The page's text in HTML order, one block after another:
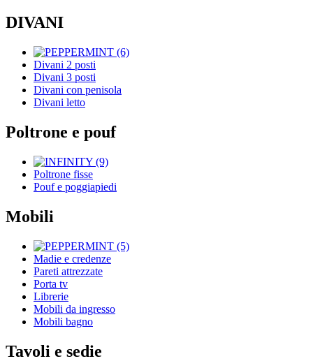
DIVANI
Divani 2 posti
Divani 3 posti
Divani con penisola
Divani letto
Poltrone e pouf
Poltrone fisse
Pouf e poggiapiedi
Mobili
Madie e credenze
Pareti attrezzate
Porta tv
Librerie
Mobili da ingresso
Mobili bagno
Tavoli e sedie